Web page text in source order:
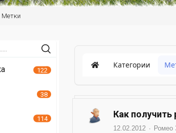
Метки
Категории
Как
12.02.2012 Ромео
122
38
114